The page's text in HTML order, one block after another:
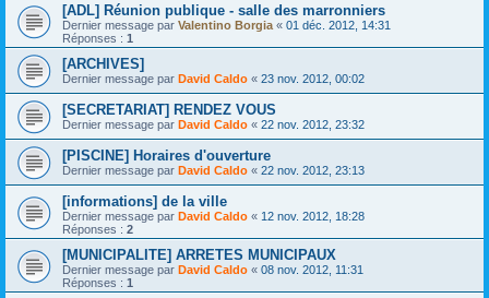
[ADL] Réunion publique - salle des marronniers
Dernier message par Valentino Borgia « 01 déc. 2012, 14:31
Réponses : 1
[ARCHIVES]
Dernier message par David Caldo « 23 nov. 2012, 00:02
[SECRETARIAT] RENDEZ VOUS
Dernier message par David Caldo « 22 nov. 2012, 23:32
[PISCINE] Horaires d'ouverture
Dernier message par David Caldo « 22 nov. 2012, 23:13
[informations] de la ville
Dernier message par David Caldo « 12 nov. 2012, 18:28
Réponses : 2
[MUNICIPALITE] ARRETES MUNICIPAUX
Dernier message par David Caldo « 08 nov. 2012, 11:31
Réponses : 1